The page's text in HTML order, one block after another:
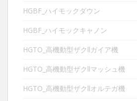
HGBF_ハイモックダウン
HGBF_ハイモックキャノン
HGTO_高機動型ザクllガイア機
HGTO_高機動型ザクllマッシュ機
HGTO_高機動型ザクllオルテガ機